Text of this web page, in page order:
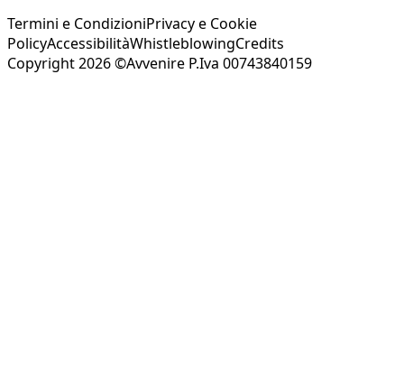
Termini e CondizioniPrivacy e Cookie
PolicyAccessibilitàWhistleblowingCredits
Copyright 2026 ©Avvenire P.Iva 00743840159